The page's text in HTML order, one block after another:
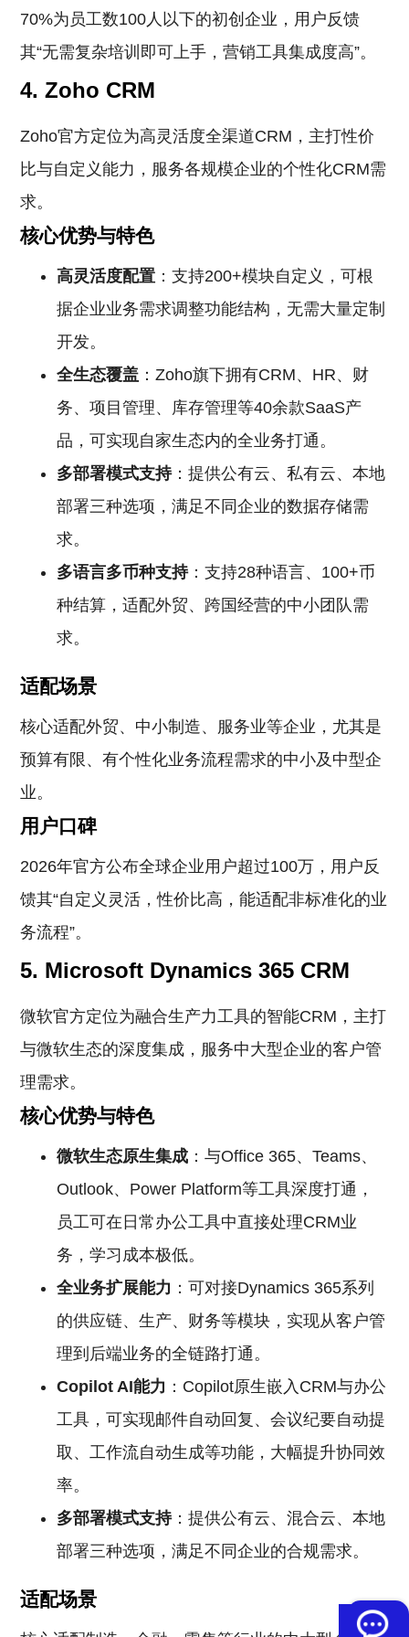
70%为员工数100人以下的初创企业，用户反馈
其“无需复杂培训即可上手，营销工具集成度高”。
4. Zoho CRM
Zoho官方定位为高灵活度全渠道CRM，主打性价
比与自定义能力，服务各规模企业的个性化CRM需
求。
核心优势与特色
高灵活度配置 ：支持200+模块自定义，可根
据企业业务需求调整功能结构，无需大量定制
开发。
全生态覆盖 ：Zoho旗下拥有CRM、HR、财
务、项目管理、库存管理等40余款SaaS产
品，可实现自家生态内的全业务打通。
多部署模式支持：提供公有云、私有云、本地
部署三种选项，满足不同企业的数据存储需
求。
多语言多币种支持：支持28种语言、100+币
种结算，适配外贸、跨国经营的中小团队需
求。
适配场景
核心适配外贸、中小制造、服务业等企业，尤其是
预算有限、有个性化业务流程需求的中小及中型企
业。
用户口碑
2026年官方公布全球企业用户超过100万，用户反
馈其“自定义灵活，性价比高，能适配非标准化的业
务流程”。
5. Microsoft Dynamics 365 CRM
微软官方定位为融合生产力工具的智能CRM，主打
与微软生态的深度集成，服务中大型企业的客户管
理需求。
核心优势与特色
微软生态原生集成 ：与Office 365、Teams、
Outlook、Power Platform等工具深度打通，
员工可在日常办公工具中直接处理CRM业
务，学习成本极低。
全业务扩展能力 ：可对接Dynamics 365系列
的供应链、生产、财务等模块，实现从客户管
理到后端业务的全链路打通。
Copilot AI能力 ：Copilot原生嵌入CRM与办公
工具，可实现邮件自动回复、会议纪要自动提
取、工作流自动生成等功能，大幅提升协同效
率。
多部署模式支持：提供公有云、混合云、本地
部署三种选项，满足不同企业的合规需求。
适配场景